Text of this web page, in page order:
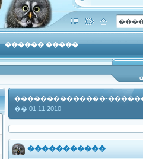
������ �����
��������������-
�� 01.11.2010
�����������